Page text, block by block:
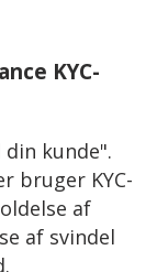
KYC-
din kunde".
bruger KYC-
af
af svindel